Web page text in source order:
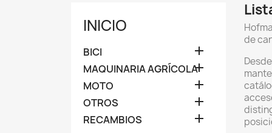
INICIO
BICI 
MAQUINARIA AGRÍCOLA
MOTO 
OTROS 
RECAMBIOS 
de